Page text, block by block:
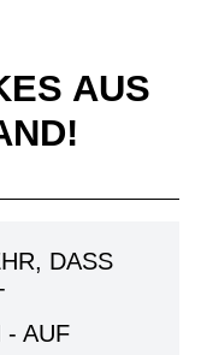
AUS
DASS
- AUF